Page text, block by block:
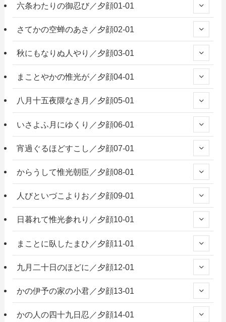
六条わたりの御忍び／夕顔01-01
さてかの空蝉のあさ／夕顔02-01
秋にもなりぬ人やり／夕顔03-01
まことやかの惟光が／夕顔04-01
八月十五夜隈なき月／夕顔05-01
いさよふ月にゆくり／夕顔06-01
宵過ぐるほどすこし／夕顔07-01
からうして惟光朝臣／夕顔08-01
人びといづこよりお／夕顔09-01
日暮れて惟光参れり／夕顔10-01
まことに臥したまひ／夕顔11-01
九月二十日のほどに／夕顔12-01
かの伊予の家の小君／夕顔13-01
かの人の四十九日忍／夕顔14-01